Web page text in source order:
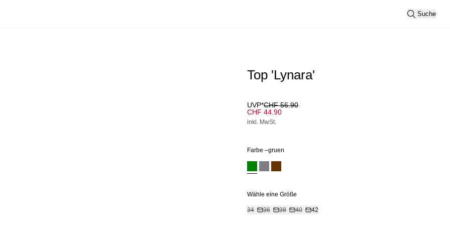
Suche
Top 'Lynara'
UVP*CHF 56.90
CHF 44.90
inkl. MwSt.
Farbe –gruen
Wähle eine Größe
34 36 38 40 42